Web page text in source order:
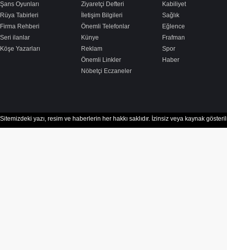
Şans Oyunları
Rüya Tabirleri
Firma Rehberi
Seri ilanlar
Köşe Yazarları
Ziyaretçi Defteri
İletişim Bilgileri
Önemli Telefonlar
Künye
Reklam
Önemli Linkler
Nöbetçi Eczaneler
Kabiliyet
Sağlık
Eğlence
Frafman
Spor
Haber
Sitemizdeki yazı, resim ve haberlerin her hakkı saklıdır. İzinsiz veya kaynak